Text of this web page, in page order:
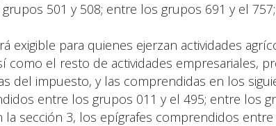
501 y 508; entre los grupos 691 y el
exigible para quienes ejerzan actividades
como el resto de actividades empresariales,
del impuesto, y las comprendidas en los
entre los grupos 011 y el 495; entre los
la sección 3, los epígrafes comprendidos